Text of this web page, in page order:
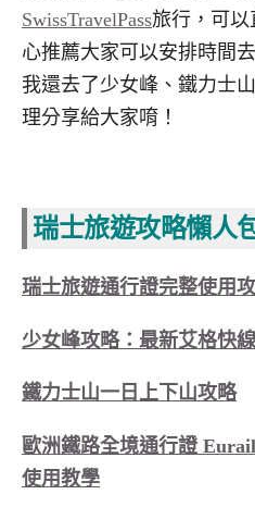
SwissTravelPass旅行，可
心推薦大家可以安排時間
我還去了少女峰、鐵力士
理分享給大家唷！
瑞士旅遊攻略懶人
瑞士旅遊通行證完整使用
少女峰攻略：最新艾格快
鐵力士山一日上下山攻略
歐洲鐵路全境通行證
使用教學